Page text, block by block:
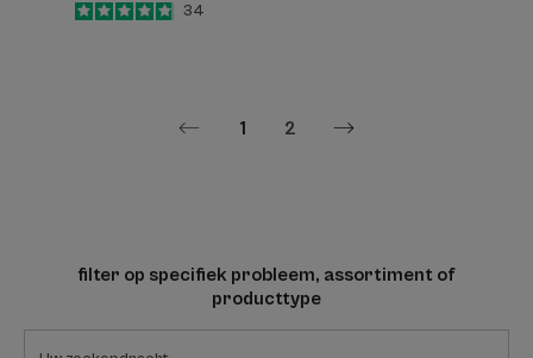
4.9
/
5
34
1 2
Volgende
filter op specifiek probleem, assortiment of
producttype